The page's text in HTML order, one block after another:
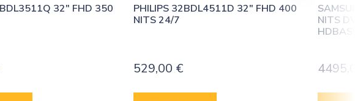
32″ FHD 350
PHILIPS 32BDL4511D 32″ FHD 400
NITS 24/7
529,00 €
NITS